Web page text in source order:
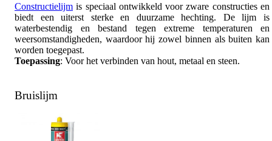
Constructielijm is speciaal ontwikkeld voor zware constructies en
biedt een uiterst sterke en duurzame hechting. De lijm is
waterbestendig en bestand tegen extreme temperaturen en
weersomstandigheden, waardoor hij zowel binnen als buiten kan
worden toegepast.
Toepassing: Voor het verbinden van hout, metaal en steen.
Bruislijm